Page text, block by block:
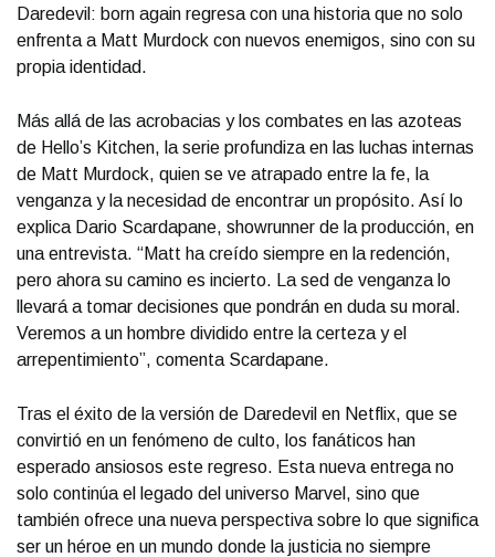
Daredevil: born again regresa con una historia que no solo
enfrenta a Matt Murdock con nuevos enemigos, sino con su
propia identidad.
Más allá de las acrobacias y los combates en las azoteas
de Hello’s Kitchen, la serie profundiza en las luchas internas
de Matt Murdock, quien se ve atrapado entre la fe, la
venganza y la necesidad de encontrar un propósito. Así lo
explica Dario Scardapane, showrunner de la producción, en
una entrevista. “Matt ha creído siempre en la redención,
pero ahora su camino es incierto. La sed de venganza lo
llevará a tomar decisiones que pondrán en duda su moral.
Veremos a un hombre dividido entre la certeza y el
arrepentimiento”, comenta Scardapane.
Tras el éxito de la versión de Daredevil en Netflix, que se
convirtió en un fenómeno de culto, los fanáticos han
esperado ansiosos este regreso. Esta nueva entrega no
solo continúa el legado del universo Marvel, sino que
también ofrece una nueva perspectiva sobre lo que significa
ser un héroe en un mundo donde la justicia no siempre